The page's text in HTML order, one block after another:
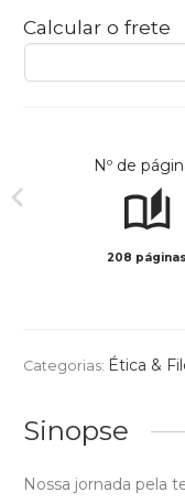
Calcular o frete
Nº de
208 páginas
Categorias: Ética &
Sinopse
Nossa jornada pela